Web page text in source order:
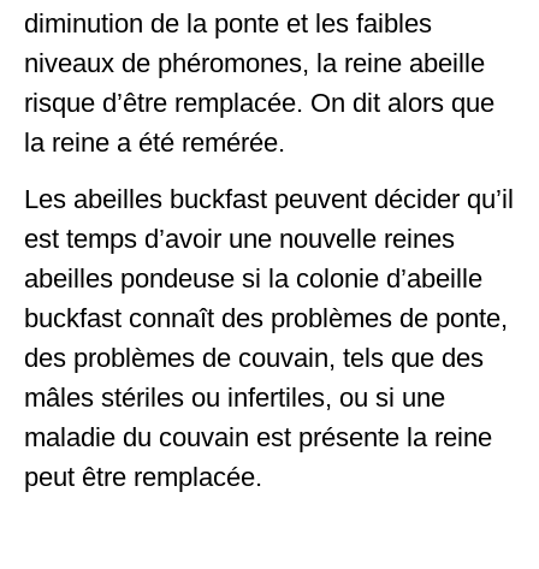
diminution de la ponte et les faibles
niveaux de phéromones, la reine abeille
risque d’être remplacée. On dit alors que
la reine a été remérée.
Les abeilles buckfast peuvent décider qu’il
est temps d’avoir une nouvelle reines
abeilles pondeuse si la colonie d’abeille
buckfast connaît des problèmes de ponte,
des problèmes de couvain, tels que des
mâles stériles ou infertiles, ou si une
maladie du couvain est présente la reine
peut être remplacée.